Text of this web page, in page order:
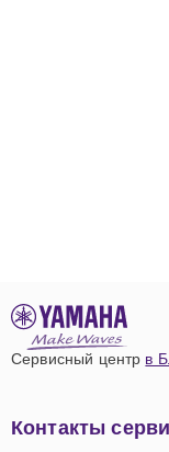
Сервисный центр в
Контакты